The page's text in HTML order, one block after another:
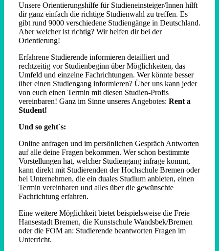
Unsere Orientierungshilfe für Studieneinsteiger/Innen hilft
dir ganz einfach die richtige Studienwahl zu treffen. Es
gibt rund 9000 verschiedene Studiengänge in Deutschland.
Aber welcher ist richtig? Wir helfen dir bei der
Orientierung!
Erfahrene Studierende informieren detailliert und
rechtzeitig vor Studienbeginn über Möglichkeiten, das
Umfeld und einzelne Fachrichtungen. Wer könnte besser
über einen Studiengang informieren? Über uns kann jeder
von euch einen Termin mit diesen Studien-Profis
vereinbaren! Ganz im Sinne unseres Angebotes: Rent a
Student!
Und so geht`s:
Online anfragen und im persönlichen Gespräch Antworten
auf alle deine Fragen bekommen. Wer schon bestimmte
Vorstellungen hat, welcher Studiengang infrage kommt,
kann direkt mit Studierenden der Hochschule Bremen oder
bei Unternehmen, die ein duales Studium anbieten, einen
Termin vereinbaren und alles über die gewünschte
Fachrichtung erfahren.
Eine weitere Möglichkeit bietet beispielsweise die Freie
Hansestadt Bremen, die Kunstschule Wandsbek/Bremen
oder die FOM an: Studierende beantworten Fragen im
Unterricht.